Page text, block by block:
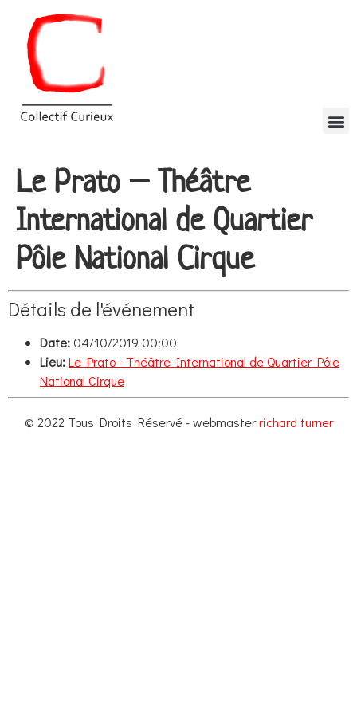
Le Prato – Théâtre
International de Quartier
Pôle National Cirque
Détails de l'événement
Date:04/10/2019 00:00
Lieu:Le Prato - Théâtre International de Quartier Pôle
National Cirque
© 2022 Tous Droits Réservé - webmasterrichard turner